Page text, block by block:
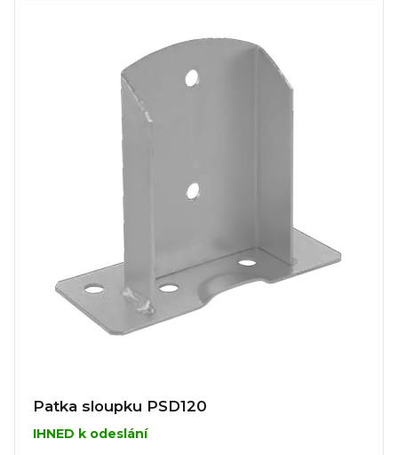
Patka sloupku PSD120
IHNED k odeslání